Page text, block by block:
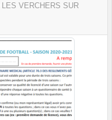
LES VERCHERS SUR